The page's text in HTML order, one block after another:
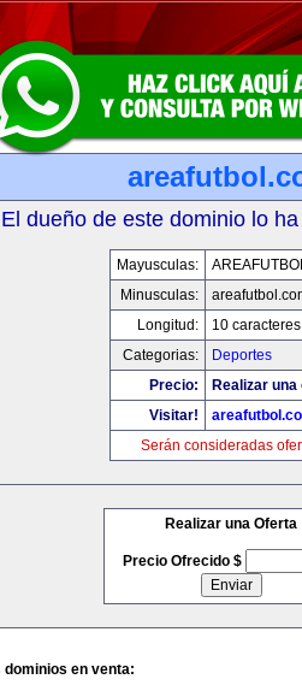
El dueño de este dominio lo
Mayusculas:
Minusculas:
Longitud:
10 caracteres
Categorias:
Deportes
Precio:
Realizar
Visitar!
Serán consideradas
Realizar una Oferta
Precio Ofrecido $
dominios en venta: